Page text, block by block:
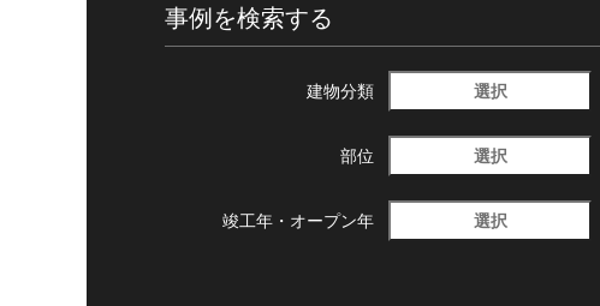
事例を検索する
建物分類 選択
部位 選択
竣工年・ オープン年 選択